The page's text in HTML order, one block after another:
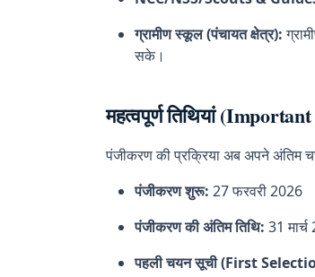
ग्रामीण स्कूल (पंचायत क्षेत्र):
सके।
महत्वपूर्ण तिथियां
पंजीकरण की प्रक्रिया अब अपने अंतिम
पंजीकरण शुरू: 27 फरवरी 2026
पंजीकरण की अंतिम तिथि: 31
पहली चयन सूची (First